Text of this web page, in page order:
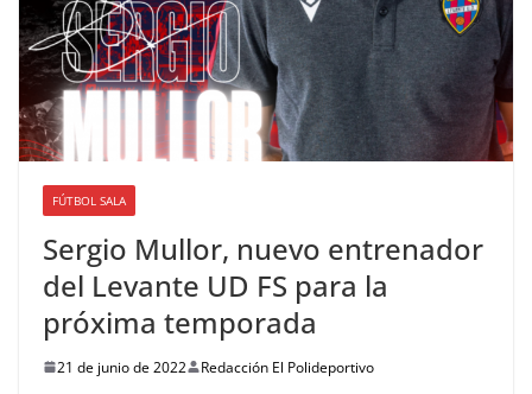
FÚTBOL SALA
Sergio Mullor, nuevo entrenador
del Levante UD FS para la
próxima temporada
21 de junio de 2022 Redacción El Polideportivo